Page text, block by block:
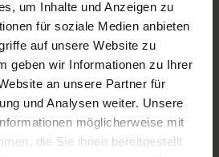
um Inhalte und Anzeigen zu
für soziale Medien anbieten
auf unsere Website zu
geben wir Informationen zu Ihrer
an unsere Partner für
und Analysen weiter. Unsere
möglicherweise mit
die Sie ihnen bereitgestellt
schmücken das Grab
Aber auch in der Folgezeit